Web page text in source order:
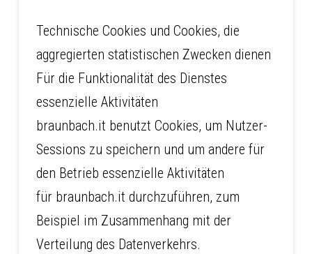
Technische Cookies und Cookies, die
aggregierten statistischen Zwecken dienen
Für die Funktionalität des Dienstes
essenzielle Aktivitäten
braunbach.it benutzt Cookies, um Nutzer-
Sessions zu speichern und um andere für
den Betrieb essenzielle Aktivitäten
für braunbach.it durchzuführen, zum
Beispiel im Zusammenhang mit der
Verteilung des Datenverkehrs.